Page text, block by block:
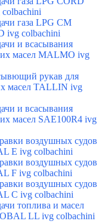
газа LPG CM
ivg colbachini
и всасывания
масел MALMO ivg
рукав для
масел TALLIN ivg
и всасывания
масел SAE100R4 ivg
воздушных судов
E ivg colbachini
воздушных судов
F ivg colbachini
воздушных судов
C ivg colbachini
топлива и масел
LL ivg colbachini